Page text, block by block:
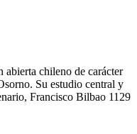
chileno de carácter
Su estudio central y
Francisco Bilbao 1129